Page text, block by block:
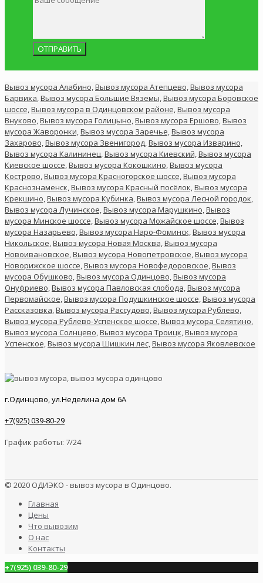
Вывоз мусора Алабино,Вывоз мусора Атепцево,Вывоз мусора
Барвиха,Вывоз мусора Большие Вяземы,Вывоз мусора Боровское
шоссе,Вывоз мусора в Одинцовском районе,Вывоз мусора
Внуково,Вывоз мусора Голицыно,Вывоз мусора Ершово,Вывоз
мусора Жаворонки,Вывоз мусора Заречье,Вывоз мусора
Захарово,Вывоз мусора Звенигород,Вывоз мусора Изварино,
Вывоз мусора Калининец,Вывоз мусора Киевский,Вывоз мусора
Киевское шоссе,Вывоз мусора Кокошкино,Вывоз мусора
Кострово,Вывоз мусора Красногорское шоссе,Вывоз мусора
Краснознаменск,Вывоз мусора Красный посёлок,Вывоз мусора
Крекшино,Вывоз мусора Кубинка,Вывоз мусора Лесной городок,
Вывоз мусора Лучинское,Вывоз мусора Марушкино,Вывоз
мусора Минское шоссе,Вывоз мусора Можайское шоссе,Вывоз
мусора Назарьево,Вывоз мусора Наро-Фоминск,Вывоз мусора
Никольское,Вывоз мусора Новая Москва,Вывоз мусора
Новоивановское,Вывоз мусора Новопетровское,Вывоз мусора
Новорижское шоссе,Вывоз мусора Новофедоровское,Вывоз
мусора Обушково,Вывоз мусора Одинцово,Вывоз мусора
Онуфриево,Вывоз мусора Павловская слобода,Вывоз мусора
Первомайское,Вывоз мусора Подушкинское шоссе,Вывоз мусора
Рассказовка,Вывоз мусора Рассудово,Вывоз мусора Рублево,
Вывоз мусора Рублево-Успенское шоссе,Вывоз мусора Селятино,
Вывоз мусора Солнцево,Вывоз мусора Троицк,Вывоз мусора
Успенское,Вывоз мусора Шишкин лес,Вывоз мусора Яковлевское
г.Одинцово, ул.Неделина дом 6А
+7(925) 039-80-29
График работы: 7/24
© 2020 ОДИЭКО - вывоз мусора в Одинцово.
Главная
Цены
Что вывозим
О нас
Контакты
+7(925) 039-80-29